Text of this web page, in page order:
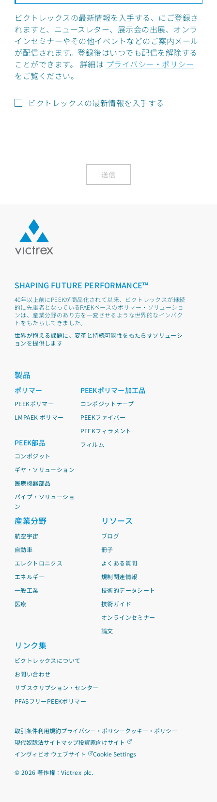
ビクトレックスの最新情報を入手する、にご登録さ
れますと、ニュースレター、展示会の出展、オンラ
インセミナーやその他イベントなどのご案内メール
が配信されます。登録後はいつでも配信を解除する
ことができます。 詳細は プライバシー・ポリシー
をご覧ください。
ビクトレックスの最新情報を入手する
送信
SHAPING FUTURE PERFORMANCE™
40年以上前にPEEKが商品化されて以来、ビクトレックスが継続
的に先駆者となっているPAEKベースのポリマー・ソリューショ
ンは、産業分野のあり方を一変させるような世界的なインパク
トをもたらしてきました。
世界が抱える課題に、変革と持続可能性をもたらすソリューシ
ョンを提供します
製品
ポリマー
PEEKポリマー
LMPAEK ポリマー
PEEK部品
コンポジット
ギヤ・ソリューション
医療機器部品
パイプ・ソリューショ
ン
PEEKポリマー加工品
コンポジットテープ
PEEKファイバー
PEEKフィラメント
フィルム
産業分野
航空宇宙
自動車
エレクトロニクス
エネルギー
一般工業
医療
リソース
ブログ
冊子
よくある質問
規制関連情報
技術的データシート
技術ガイド
オンラインセミナー
論文
リンク集
ビクトレックスについて
お問い合わせ
サブスクリプション・センター
PFASフリーPEEKポリマー
取引条件利用規約プライバシー・ポリシークッキー・ポリシー
現代奴隷法サイトマップ投資家向けサイト
インヴィビオ ウェブサイト
Cookie Settings
© 2026 著作権：Victrex plc.